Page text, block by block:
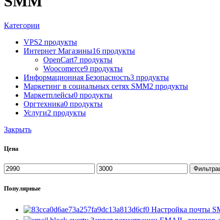
Категории
VPS2 продукты
Интернет Магазины16 продукты
OpenCart7 продукты
Woocomerce9 продукты
Информационная Безопасность3 продукты
Маркетинг в социальных сетях SMM2 продукты
Маркетплейсы0 продукты
Оргтехника0 продукты
Услуги2 продукты
Закрыть
Цена
Минимальная
цена
Максимальная
цена
Популярные
Настройка почты